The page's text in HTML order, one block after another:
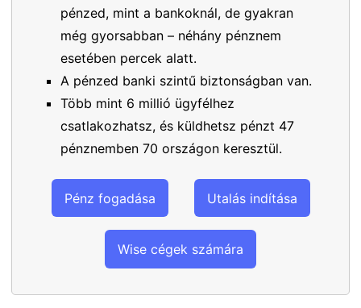
pénzed, mint a bankoknál, de gyakran
még gyorsabban – néhány pénznem
esetében percek alatt.
A pénzed banki szintű biztonságban van.
Több mint 6 millió ügyfélhez
csatlakozhatsz, és küldhetsz pénzt 47
pénznemben 70 országon keresztül.
Pénz fogadása Utalás indítása
Wise cégek számára